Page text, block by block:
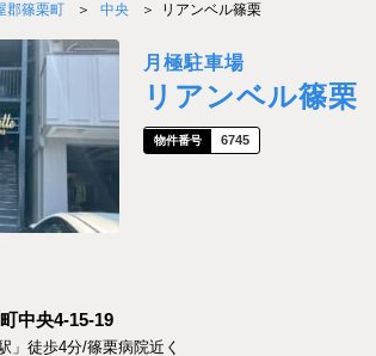
郡篠栗町 中央 リアンベル篠栗
月極駐車場
リアンベル篠栗
6745
中央4-15-19
」徒歩4分/篠栗病院近く